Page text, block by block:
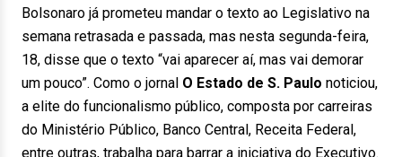
Bolsonaro já prometeu mandar o texto ao Legislativo na
semana retrasada e passada, mas nesta segunda-feira,
18, disse que o texto “vai aparecer aí, mas vai demorar
um pouco”. Como o jornal O Estado de S. Paulo noticiou,
a elite do funcionalismo público, composta por carreiras
do Ministério Público, Banco Central, Receita Federal,
entre outras, trabalha para barrar a iniciativa do Executivo.